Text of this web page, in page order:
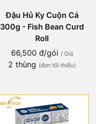
Đậu Hủ Ky Cuộn Cá
300g - Fish Bean Curd
Roll
66,500 đ/gói / Giá
2 thùng (đơn tối thiểu)